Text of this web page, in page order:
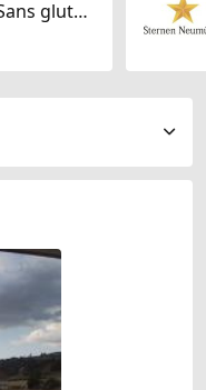
Suisse, Régionale, Sans gluten, Sans lactose